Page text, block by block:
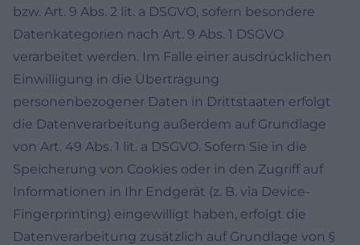
bzw. Art. 9 Abs. 2 lit. a DSGVO, sofern besondere
Datenkategorien nach Art. 9 Abs. 1 DSGVO
verarbeitet werden. Im Falle einer ausdrücklichen
Einwilligung in die Übertragung
personenbezogener Daten in Drittstaaten erfolgt
die Datenverarbeitung außerdem auf Grundlage
von Art. 49 Abs. 1 lit. a DSGVO. Sofern Sie in die
Speicherung von Cookies oder in den Zugriff auf
Informationen in Ihr Endgerät (z. B. via Device-
Fingerprinting) eingewilligt haben, erfolgt die
Datenverarbeitung zusätzlich auf Grundlage von §